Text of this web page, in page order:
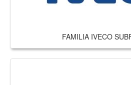
FAMILIA IVECO